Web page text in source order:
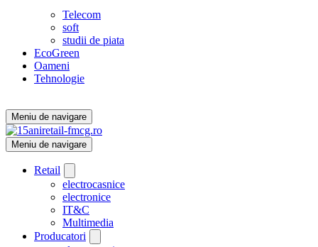
Telecom
soft
studii de piata
EcoGreen
Oameni
Tehnologie
Meniu de navigare
Meniu de navigare
Retail
electrocasnice
electronice
IT&C
Multimedia
Producatori